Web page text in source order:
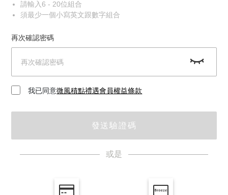
請輸入6 - 20位組合
須最少一個小寫英文跟數字組合
再次確認密碼
我已同意微風積點禮遇會員權益條款
發送驗證碼
或是